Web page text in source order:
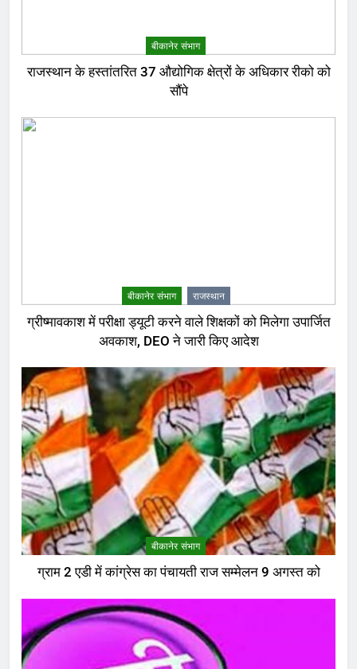
बीकानेर संभाग
राजस्थान के हस्तांतरित 37 औद्योगिक क्षेत्रों के अधिकार रीको को
सौंपे
बीकानेर संभाग राजस्थान
ग्रीष्मावकाश में परीक्षा ड्यूटी करने वाले शिक्षकों को मिलेगा उपार्जित
अवकाश, DEO ने जारी किए आदेश
बीकानेर संभाग
ग्राम 2 एडी में कांग्रेस का पंचायती राज सम्मेलन 9 अगस्त को